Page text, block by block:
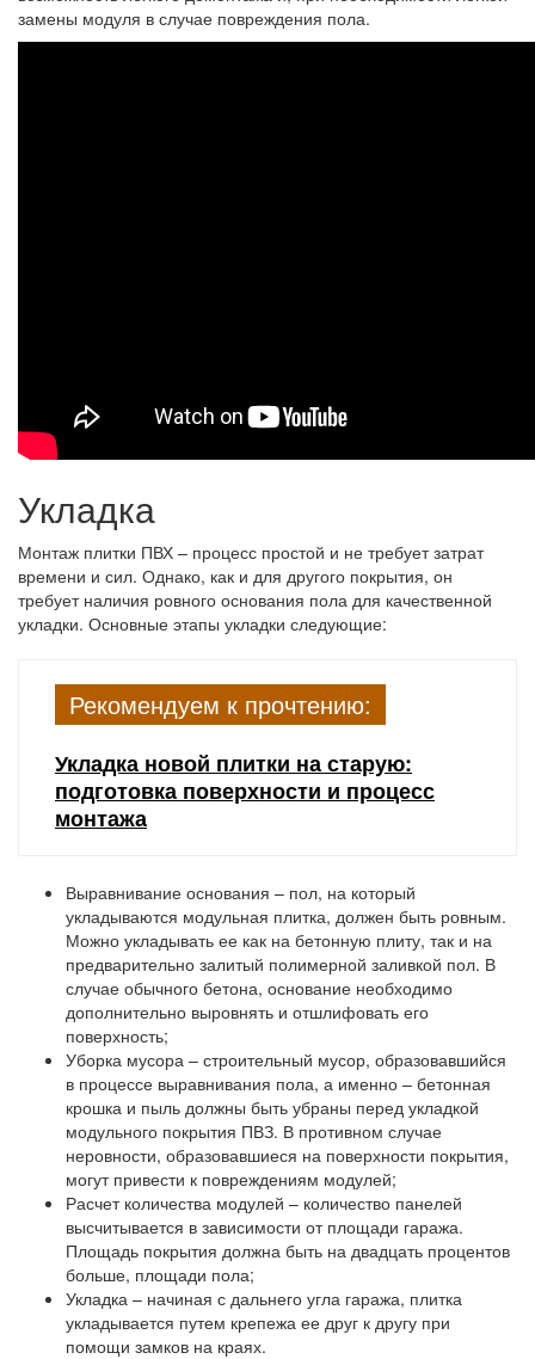
замены модуля в случае повреждения пола.
Укладка
Монтаж плитки ПВХ – процесс простой и не требует затрат
времени и сил. Однако, как и для другого покрытия, он
требует наличия ровного основания пола для качественной
укладки. Основные этапы укладки следующие:
Рекомендуем к прочтению:
Укладка новой плитки на старую:
подготовка поверхности и процесс
монтажа
Выравнивание основания – пол, на который
укладываются модульная плитка, должен быть ровным.
Можно укладывать ее как на бетонную плиту, так и на
предварительно залитый полимерной заливкой пол. В
случае обычного бетона, основание необходимо
дополнительно выровнять и отшлифовать его
поверхность;
Уборка мусора – строительный мусор, образовавшийся
в процессе выравнивания пола, а именно – бетонная
крошка и пыль должны быть убраны перед укладкой
модульного покрытия ПВЗ. В противном случае
неровности, образовавшиеся на поверхности покрытия,
могут привести к повреждениям модулей;
Расчет количества модулей – количество панелей
высчитывается в зависимости от площади гаража.
Площадь покрытия должна быть на двадцать процентов
больше, площади пола;
Укладка – начиная с дальнего угла гаража, плитка
укладывается путем крепежа ее друг к другу при
помощи замков на краях.